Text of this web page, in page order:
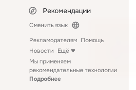
Рекомендации
Сменить язык
Рекламодателям Помощь
Новости Ещё
Мы применяем
рекомендательные технологии
Подробнее